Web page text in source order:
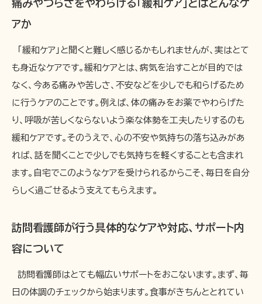
痛みやつらさをやわらげる「緩和ケア」とはどんなケ
アか
「緩和ケア」と聞くと難しく感じるかもしれませんが、実はとて
も身近なケアです。緩和ケアとは、病気を治すことが目的では
なく、今ある痛みや苦しさ、不安などを少しでも和らげるため
に行うケアのことです。例えば、体の痛みをお薬でやわらげた
り、呼吸が苦しくならないよう楽な体勢を工夫したりするのも
緩和ケアです。そのうえで、心の不安や気持ちの落ち込みがあ
れば、話を聞くことで少しでも気持ちを軽くすることも含まれ
ます。自宅でこのようなケアを受けられるからこそ、毎日を自分
らしく過ごせるよう支えてもらえます。
訪問看護師が行う具体的なケアや対応、サポート内
容について
訪問看護師はとても幅広いサポートをおこないます。まず、毎
日の体調のチェックから始まります。食事がきちんととれてい